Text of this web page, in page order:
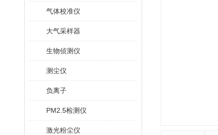
气体校准仪
大气采样器
生物侦测仪
测尘仪
负离子
PM2.5检测仪
激光粉尘仪